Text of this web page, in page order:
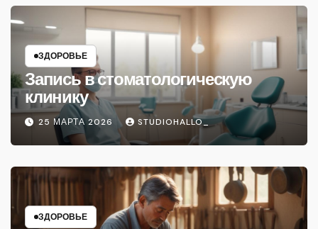
ЗДОРОВЬЕ
Запись в стоматологическую
клинику
25 МАРТА 2026 STUDIOHALLO_
ЗДОРОВЬЕ